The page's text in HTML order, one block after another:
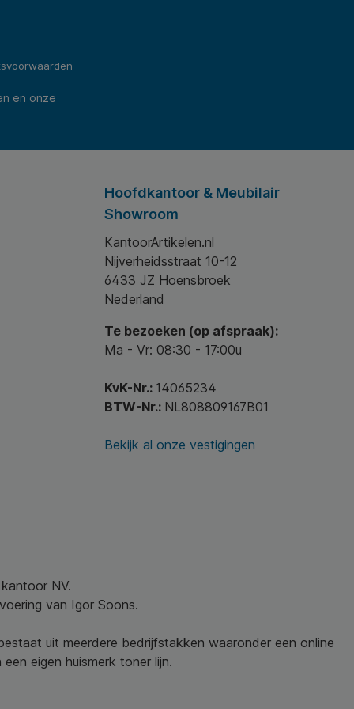
en onze
Hoofdkantoor & Meubilair
Showroom
KantoorArtikelen.nl
Nijverheidsstraat 10-12
6433 JZ Hoensbroek
Nederland
Te bezoeken (op afspraak):
Ma - Vr: 08:30 - 17:00u
KvK-Nr.: 14065234
BTW-Nr.: NL808809167B01
Bekijk al onze vestigingen
NV.
van Igor Soons.
uit meerdere bedrijfstakken waaronder een online
eigen huismerk toner lijn.